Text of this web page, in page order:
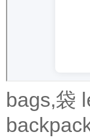
bags,袋